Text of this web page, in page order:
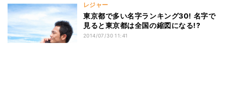
レジャー
東京都で多い名字ランキング30! 名字で
見ると東京都は全国の縮図になる!?
2014/07/30 11:41